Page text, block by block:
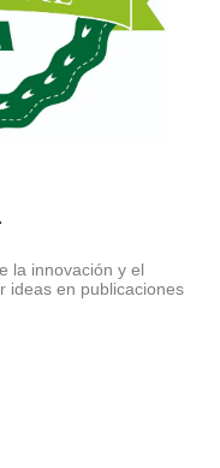
la innovación y el
ideas en publicaciones